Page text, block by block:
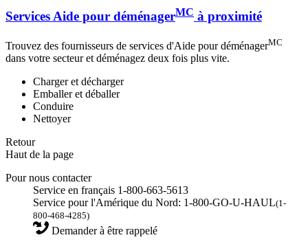
Services Aide pour déménagerMC à proximité
Trouvez des fournisseurs de services d'Aide pour déménagerMC
dans votre secteur et déménagez deux fois plus vite.
Charger et décharger
Emballer et déballer
Conduire
Nettoyer
Retour
Haut de la page
Pour nous contacter
Service en français 1-800-663-5613
Service pour l'Amérique du Nord: 1-800-GO-U-HAUL(1-
800-468-4285)
Demander à être rappelé